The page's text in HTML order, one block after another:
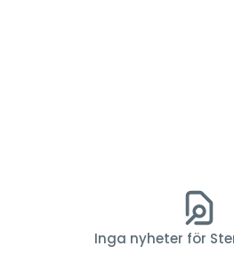
Inga nyheter för